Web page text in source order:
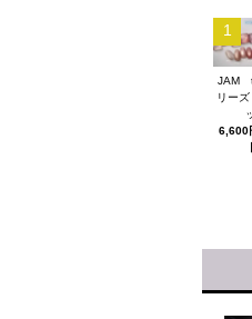
1
JAM
リー
6,600